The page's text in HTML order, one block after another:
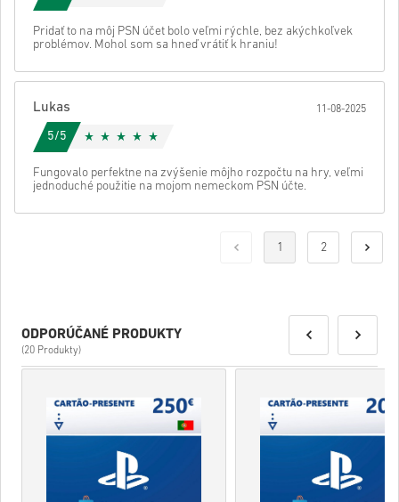
Pridať to na môj PSN účet bolo veľmi rýchle, bez akýchkoľvek
problémov. Mohol som sa hneď vrátiť k hraniu!
Lukas 11-08-2025
5/5
Fungovalo perfektne na zvýšenie môjho rozpočtu na hry, veľmi
jednoduché použitie na mojom nemeckom PSN účte.
1 2
ODPORÚČANÉ PRODUKTY
(20 Produkty)